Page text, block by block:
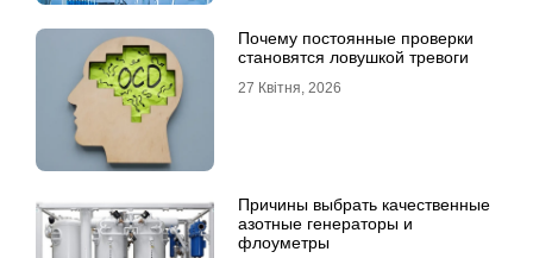
Почему постоянные проверки
становятся ловушкой тревоги
27 Квітня, 2026
Причины выбрать качественные
азотные генераторы и
флоуметры